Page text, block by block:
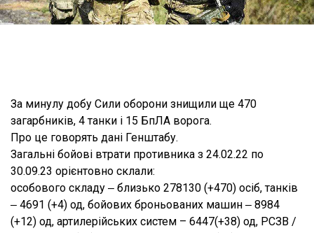
За минулу добу Сили оборони знищили ще 470
загарбників, 4 танки і 15 БпЛА ворога.
Про це говорять дані Генштабу.
Загальні бойові втрати противника з 24.02.22 по
30.09.23 орієнтовно склали:
особового складу ‒ близько 278130 (+470) осіб, танків
‒ 4691 (+4) од, бойових броньованих машин ‒ 8984
(+12) од, артилерійських систем – 6447(+38) од, РСЗВ /